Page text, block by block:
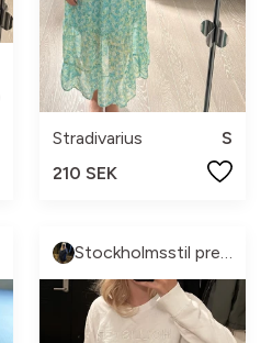
Stradivarius
S
210 SEK